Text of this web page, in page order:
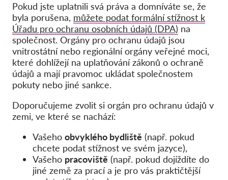
O nás
Tým
Výroční zprávy
Otázky a odpovědi
Kariéra
Hromadná žaloba
OnionShare
Média
Kontakt
Pokud jste uplatnili svá práva a domníváte se, že
byla porušena, můžete podat formální stížnost k
Úřadu pro ochranu osobních údajů (DPA) na
společnost. Orgány pro ochranu údajů jsou
vnitrostátní nebo regionální orgány veřejné moci,
které dohlížejí na uplatňování zákonů o ochraně
údajů a mají pravomoc ukládat společnostem
pokuty nebo jiné sankce.
Doporučujeme zvolit si orgán pro ochranu údajů v
zemi, ve které se nachází:
Vašeho obvyklého bydliště (např. pokud
chcete podat stížnost ve svém jazyce),
Vašeho pracoviště (např. pokud dojíždíte do
jiné země za prací a je pro vás praktičtější